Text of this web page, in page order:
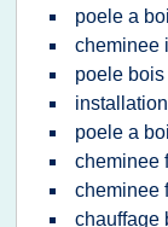
poele a
cheminee
poele
poele a
cheminee
cheminee
chauffage